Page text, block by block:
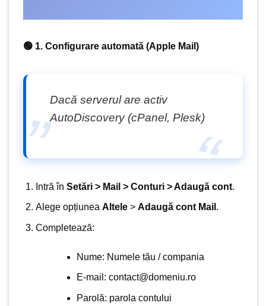
🟢 1. Configurare automată (Apple Mail)
Dacă serverul are activ
AutoDiscovery (cPanel, Plesk)
Intră în Setări > Mail > Conturi > Adaugă cont.
Alege opțiunea Altele> Adaugă cont Mail .
Completează:
Nume: Numele tău / compania
E-mail: contact@domeniu.ro
Parolă: parola contului